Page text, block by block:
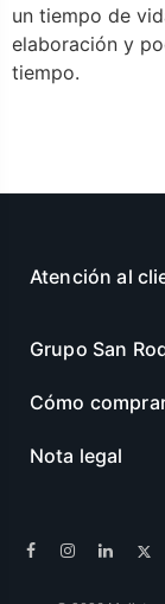
un tiempo de
elaboración y
tiempo.
Atención al
Grupo San
Cómo
Nota legal